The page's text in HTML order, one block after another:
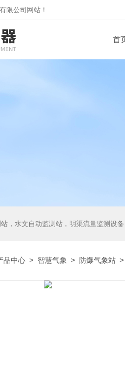
限公司 网站！
首
，水文自动监测站，明渠流量监测设
品中心 > 智慧气象 > 防爆气象站